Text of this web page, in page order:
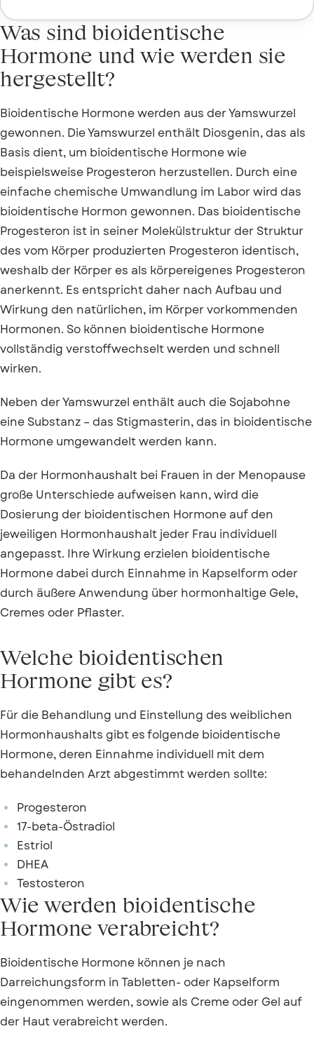
Was sind bioidentische
Hormone und wie werden sie
hergestellt?
Bioidentische Hormone werden aus der Yamswurzel
gewonnen. Die Yamswurzel enthält Diosgenin, das als
Basis dient, um bioidentische Hormone wie
beispielsweise Progesteron herzustellen. Durch eine
einfache chemische Umwandlung im Labor wird das
bioidentische Hormon gewonnen. Das bioidentische
Progesteron ist in seiner Molekülstruktur der Struktur
des vom Körper produzierten Progesteron identisch,
weshalb der Körper es als körpereigenes Progesteron
anerkennt. Es entspricht daher nach Aufbau und
Wirkung den natürlichen, im Körper vorkommenden
Hormonen. So können bioidentische Hormone
vollständig verstoffwechselt werden und schnell
wirken.
Neben der Yamswurzel enthält auch die Sojabohne
eine Substanz – das Stigmasterin, das in bioidentische
Hormone umgewandelt werden kann.
Da der Hormonhaushalt bei Frauen in der Menopause
große Unterschiede aufweisen kann, wird die
Dosierung der bioidentischen Hormone auf den
jeweiligen Hormonhaushalt jeder Frau individuell
angepasst. Ihre Wirkung erzielen bioidentische
Hormone dabei durch Einnahme in Kapselform oder
durch äußere Anwendung über hormonhaltige Gele,
Cremes oder Pflaster.
Welche bioidentischen
Hormone gibt es?
Für die Behandlung und Einstellung des weiblichen
Hormonhaushalts gibt es folgende bioidentische
Hormone, deren Einnahme individuell mit dem
behandelnden Arzt abgestimmt werden sollte:
Progesteron
17-beta-Östradiol
Estriol
DHEA
Testosteron
Wie werden bioidentische
Hormone verabreicht?
Bioidentische Hormone können je nach
Darreichungsform in Tabletten- oder Kapselform
eingenommen werden, sowie als Creme oder Gel auf
der Haut verabreicht werden.